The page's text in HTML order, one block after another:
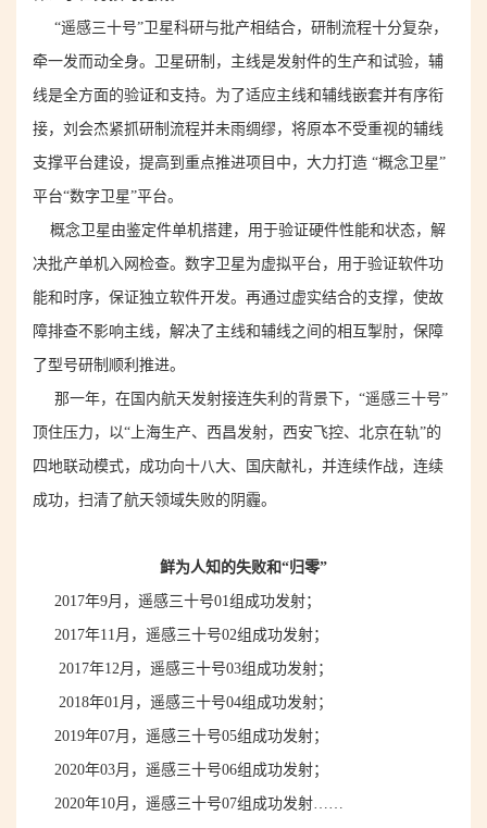
“遥感三十号”卫星科研与批产相结合，研制流程十分复杂，
牵一发而动全身。卫星研制，主线是发射件的生产和试验，辅
线是全方面的验证和 支持。 为了适应主线和辅线嵌套并有序衔
接，刘会杰紧抓研制流程并未雨绸缪， 将原本不受重视的辅线
支撑平台建设，提高到重点推进项目中，大力打造 “概念卫星”
平台“数字卫星”平台。
概念卫星由鉴定件单机搭建，用于验证硬件性能和状态，解
决批产单机入网检查。数字卫星为虚拟平台，用于验证软件功
能和时序，保证独立软件开发。 再通过虚实结合的支撑， 使故
障排查不影响主线， 解决了主线和辅线之间的相互掣肘，保障
了型号研制顺利推进。
那一年，在国内航天发射接连失利的背景下，“遥感三十号”
顶住压力，以“上海生产、西昌发射，西安飞控、北京在轨”的
四地联动模式， 成功向十八大、国庆献礼，并连续作战，连续
成功，扫清了航天领域失败的阴霾。
鲜为人知的失败和“归零”
2017年9月，遥感三十号01组成功发射；
2017年11月，遥感三十号02组成功发射；
2017年12月，遥感三十号03组成功发射；
2018年01月，遥感三十号04组成功发射；
2019年07月，遥感三十号05组成功发射；
2020年03月，遥感三十号06组成功发射；
2020年10月，遥感三十号07组成功发射……